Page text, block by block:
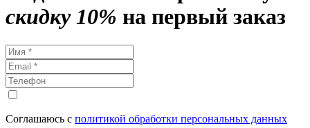
скидку 10% на первый заказ
Соглашаюсь с политикой обработки персональных данных